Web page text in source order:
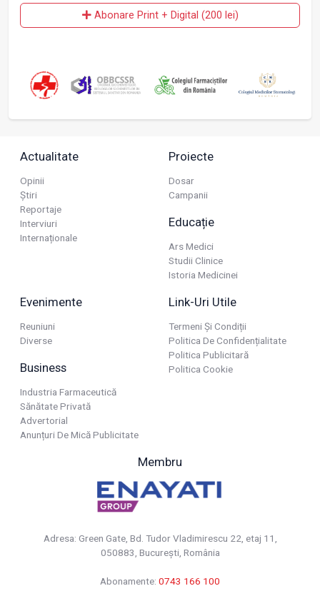
Abonare Print + Digital (200 lei)
Actualitate
Opinii
Știri
Reportaje
Interviuri
Internaționale
Proiecte
Dosar
Campanii
Educație
Ars Medici
Studii Clinice
Istoria Medicinei
Evenimente
Reuniuni
Diverse
Business
Industria Farmaceutică
Sănătate Privată
Advertorial
Anunțuri De Mică Publicitate
Link-Uri Utile
Termeni Și Condiții
Politica De Confidențialitate
Politica Publicitară
Politica Cookie
Membru
Adresa: Green Gate, Bd. Tudor Vladimirescu 22, etaj 11,
050883, Bucureşti, România
Abonamente: 0743 166 100